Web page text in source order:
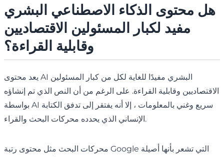
هل محتوى الذكاء الاصطناعي البشري
مفيد لكبار المسئولين الاقتصاديين
وقابلية القراءة؟
يعد محتوى AI البشري مفيدًا للغاية لكل من كبار المسئولين
الاقتصاديين وقابلية القراءة. على الرغم من أن النص الذي تم إنشاؤه
بواسطة AI سريع وغني بالمعلومات ، إلا أنه يفتقر إلى تدفق الكتابة
الإنساني الذي يحدده محركات البحث والقراء.
محركات البحث مثل محتوى رتبة Google التي تشعر بأنها أصيلة